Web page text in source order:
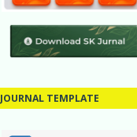
JOURNAL TEMPLATE